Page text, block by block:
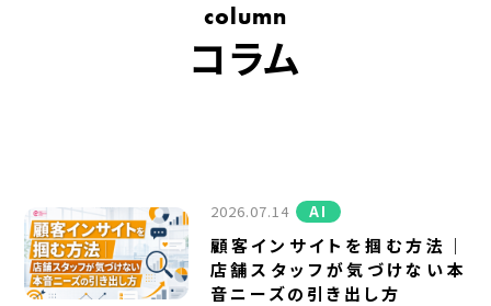
column
コラム
2026.07.14 AI
顧客インサイトを掴む方法｜
店舗スタッフが気づけない本
音ニーズの引き出し方